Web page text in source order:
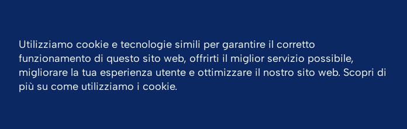
Azienda Aree Terapeutiche Prodotti Lavora con Noi Centro
Utilizziamo cookie e tecnologie simili per garantire il corretto
funzionamento di questo sito web, offrirti il miglior servizio possibile,
migliorare la tua esperienza utente e ottimizzare il nostro sito web. Scopri di
più su come utilizziamo i cookie.